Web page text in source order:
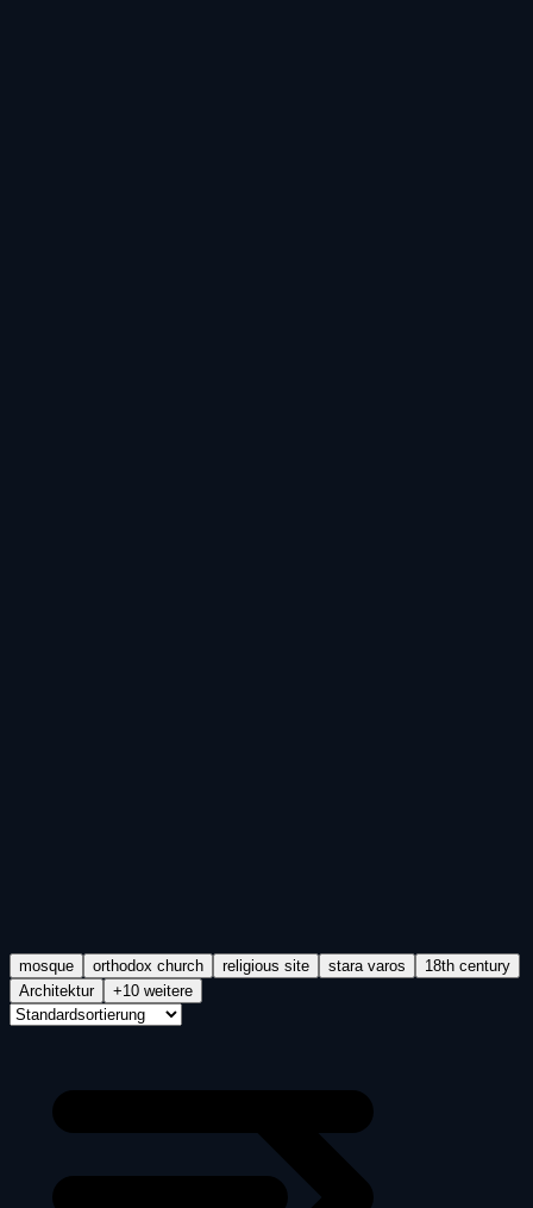
mosque orthodox church religious site stara varos
18th century
Architektur
+10 weitere